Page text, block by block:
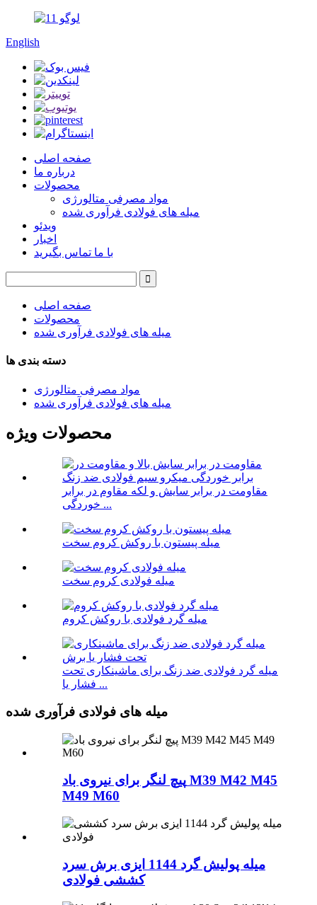
English
صفحه اصلی
درباره ما
محصولات
مواد مصرفی متالورژی
میله های فولادی فرآوری شده
ویدئو
اخبار
با ما تماس بگیرید
صفحه اصلی
محصولات
میله های فولادی فرآوری شده
دسته بندی ها
مواد مصرفی متالورژی
میله های فولادی فرآوری شده
محصولات ویژه
مقاومت در برابر سایش و لکه مقاوم در برابر
خوردگی ...
میله پیستون با روکش کروم سخت
میله فولادی کروم سخت
میله گرد فولادی با روکش کروم
میله گرد فولادی ضد زنگ برای ماشینکاری تحت
فشار یا ...
میله های فولادی فرآوری شده
پیچ لنگر برای نیروی باد M39 M42 M45
M49 M60
میله پولیش گرد 1144 ایزی برش سرد
کششی فولادی